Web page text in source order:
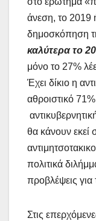
άνεση, το 2019
δημοσκόπηση
καλύτερα το
μόνο το 27%
Έχει δίκιο η
αθροιστικό
θα κάνουν εκεί
πολιτικά
προβλέψεις για
Στις